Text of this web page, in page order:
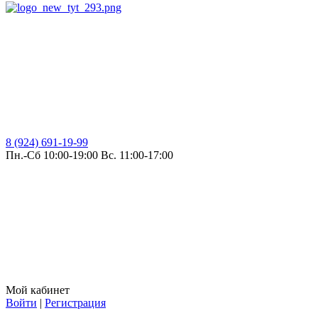
8 (924) 691-19-99
Пн.-Сб 10:00-19:00 Вс. 11:00-17:00
Мой кабинет
Войти | Регистрация